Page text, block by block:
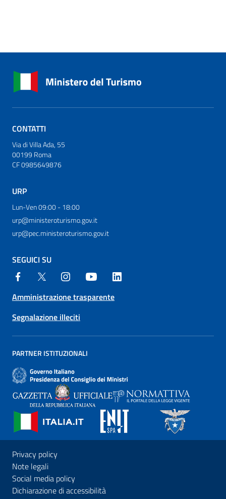
CONTATTI
Via di Villa Ada, 55
00199 Roma
CF 0985649876
URP
Lun-Ven 09:00 - 18:00
urp@ministeroturismo.gov.it
urp@pec.ministeroturismo.gov.it
SEGUICI SU
Amministrazione trasparente
Segnalazione illeciti
PARTNER ISTITUZIONALI
Privacy policy
Note legali
Social media policy
Dichiarazione di accessibilità